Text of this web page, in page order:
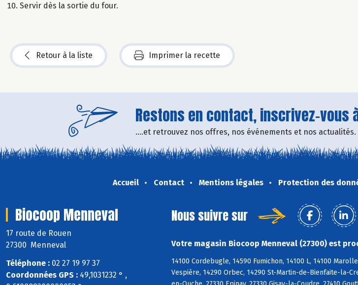
Servir dès la sortie du four.
Retour à la liste Imprimer la recette
Restons en contact, inscrivez-vous
....et retrouvez nos offres, nos événements et nos actualités.
Accueil Contact Mentions légales Protection des
Biocoop Menneval
17 route de Rouen
27300 Menneval
Téléphone : 02 27 19 97 37
Coordonnées GPS : 49,1031232 ° ,
Nous suivre sur
Votre magasin Biocoop Menneval (27300) est
14100 Cordebugle, 14590 Fumichon, 14100 L, 14100
Vespière, 14290 Orbec, 14290 St-Martin-de-Bienfaite-la-